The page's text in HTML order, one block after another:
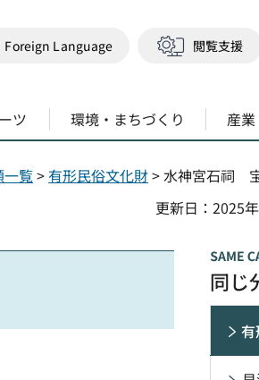
Foreign Language 閲覧支援
ツ 環境・まちづくり 産
一覧>有形民俗文化財> 水神宮石祠
更新日：2025
同じ